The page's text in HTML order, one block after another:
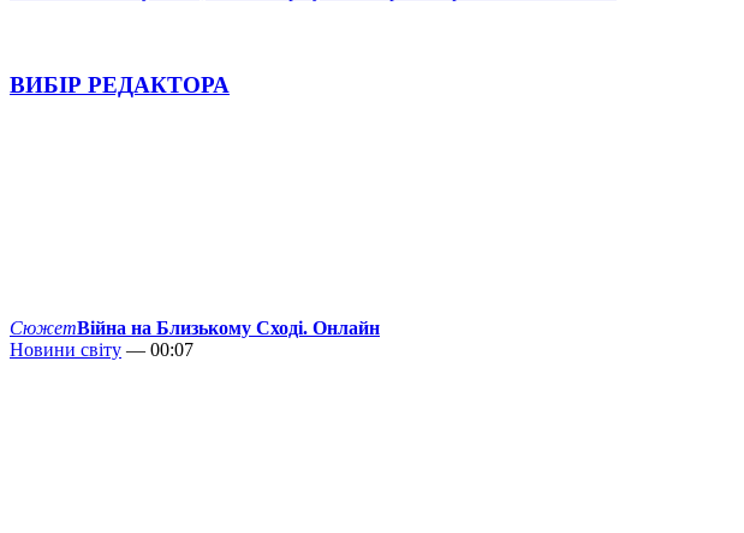
ВИБІР РЕДАКТОРА
СюжетВійна на Близькому Сході. Онлайн
Новини світу — 00:07